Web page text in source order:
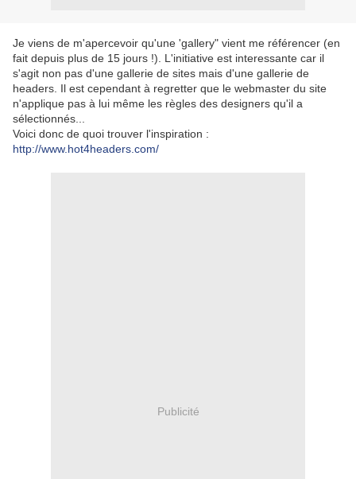
Je viens de m'apercevoir qu'une 'gallery" vient me référencer (en
fait depuis plus de 15 jours !). L'initiative est interessante car il
s'agit non pas d'une gallerie de sites mais d'une gallerie de
headers. Il est cependant à regretter que le webmaster du site
n'applique pas à lui même les règles des designers qu'il a
sélectionnés...
Voici donc de quoi trouver l'inspiration :
http://www.hot4headers.com/
Publicité